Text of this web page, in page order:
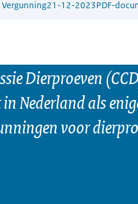
Vergunning21-12-2023PDF-
Dierproeven
Nederland als
voor